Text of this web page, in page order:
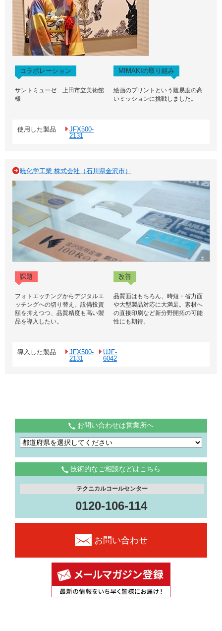
コラボレーション MIMAKIの取り組み
サントミューゼ 上田市立美術館
様
絵画のプリントという難易度の高
いミッションに挑戦しました。
使用した製品
JFX500-
2131
暁化学工業 株式会社（石川県金沢市）
課題 改善
フォトエッチングからデジタルエ
ッチングへの切り替え。設備投資
額を抑えつつ、品質精度も高い製
品を導入したい。
品質面はもちろん、時短・省力面
や大型製品対応に大満足。素材へ
の直接印刷など新分野開拓の可能
性にも期待。
導入した製品
JFX500-
2131
UJF-
6042
お問い合わせは営業所へ
技術的なご相談などはこちら
テクニカルコールセンター
0120-106-114
お問い合わせ